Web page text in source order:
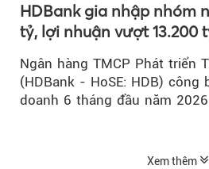
HDBank gia nhập nhóm
tỷ, lợi nhuận vượt 13.200
mới trên thị trường vốn
Ngân hàng TMCP Phát triển
(HDBank - HoSE: HDB) công
doanh 6 tháng đầu năm
Xem thêm